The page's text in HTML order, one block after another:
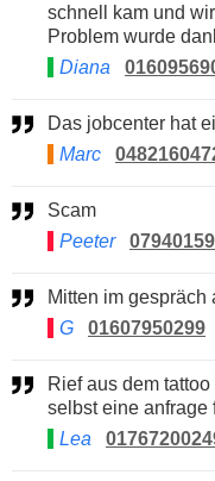
schnell kam und
Problem wurde
Diana
Das jobcenter hat
Marc
Scam
Peeter
Mitten im
G
01607950299
Rief aus dem tattoo studio glorious art an, nachdem ich
selbst eine anfrage
Lea